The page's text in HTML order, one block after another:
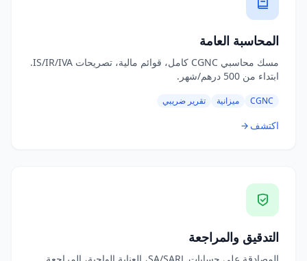
المحاسبة العامة
مسك محاسبي CGNC كامل، قوائم مالية، تصريحات IS/IR/IVA.
ابتداء من 500 درهم/شهر.
CGNC ميزانية تقرير ضريبي
اكتشف
التدقيق والمراجعة